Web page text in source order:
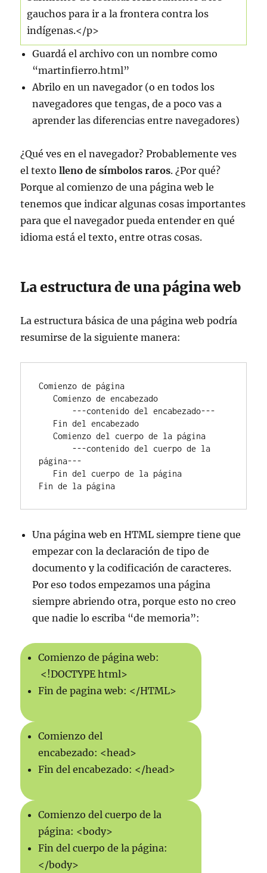
gauchos para ir a la frontera contra los
indígenas.</p>
Guardá el archivo con un nombre como
“martinfierro.html”
Abrilo en un navegador (o en todos los
navegadores que tengas, de a poco vas a
aprender las diferencias entre navegadores)
¿Qué ves en el navegador? Probablemente ves
el texto lleno de símbolos raros. ¿Por qué?
Porque al comienzo de una página web le
tenemos que indicar algunas cosas importantes
para que el navegador pueda entender en qué
idioma está el texto, entre otras cosas.
La estructura de una página web
La estructura básica de una página web podría
resumirse de la siguiente manera:
Comienzo de página
   Comienzo de encabezado
   Comienzo del cuerpo de la página
página---
Fin de la página
Una página web en HTML siempre tiene que
empezar con la declaración de tipo de
documento y la codificación de caracteres.
Por eso todos empezamos una página
siempre abriendo otra, porque esto no creo
que nadie lo escriba “de memoria”:
Comienzo de página web:
<!DOCTYPE html>
Fin de pagina web: </HTML>
Comienzo del
encabezado: <head>
Fin del encabezado: </head>
Comienzo del cuerpo de la
página: <body>
Fin del cuerpo de la página:
</body>